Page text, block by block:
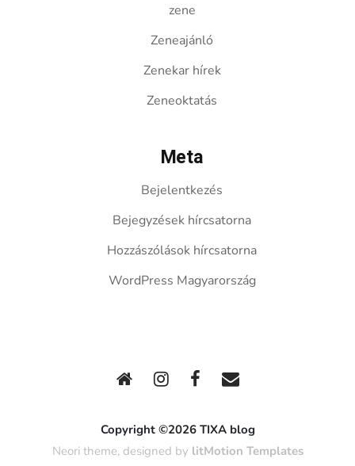
zene
Zeneajánló
Zenekar hírek
Zeneoktatás
Meta
Bejelentkezés
Bejegyzések hírcsatorna
Hozzászólások hírcsatorna
WordPress Magyarország
Copyright ©2026 TIXA blog
Neori theme, designed by litMotion Templates